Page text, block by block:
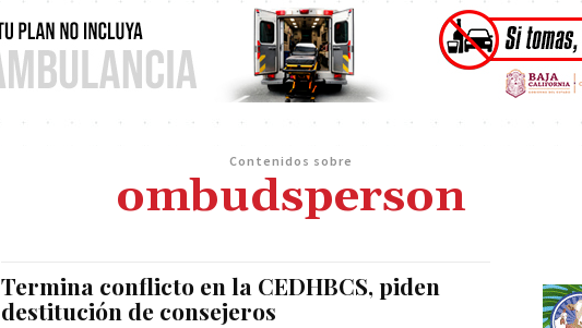
Contenidos sobre
ombudsperson
Termina conflicto en la CEDHBCS, piden
destitución de consejeros